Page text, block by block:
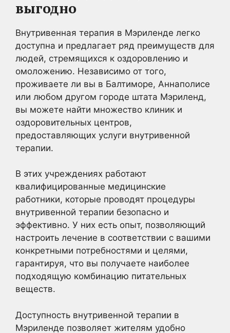
выгодно
Внутривенная терапия в Мэриленде легко
доступна и предлагает ряд преимуществ для
людей, стремящихся к оздоровлению и
омоложению. Независимо от того,
проживаете ли вы в Балтиморе, Аннаполисе
или любом другом городе штата Мэриленд,
вы можете найти множество клиник и
оздоровительных центров,
предоставляющих услуги внутривенной
терапии.
В этих учреждениях работают
квалифицированные медицинские
работники, которые проводят процедуры
внутривенной терапии безопасно и
эффективно. У них есть опыт, позволяющий
настроить лечение в соответствии с вашими
конкретными потребностями и целями,
гарантируя, что вы получаете наиболее
подходящую комбинацию питательных
веществ.
Доступность внутривенной терапии в
Мэриленде позволяет жителям удобно